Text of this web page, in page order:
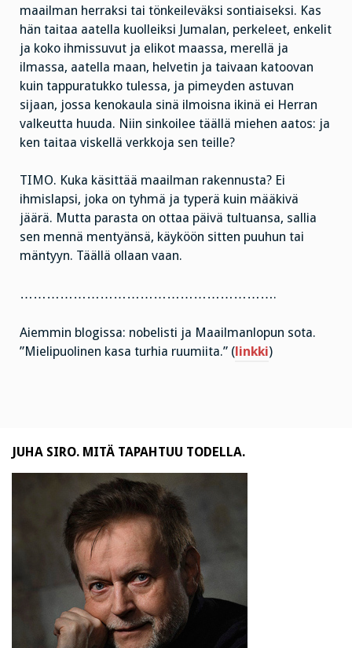
maailman herraksi tai tönkeileväksi sontiaiseksi. Kas
hän taitaa aatella kuolleiksi Jumalan, perkeleet, enkelit
ja koko ihmissuvut ja elikot maassa, merellä ja
ilmassa, aatella maan, helvetin ja taivaan katoovan
kuin tappuratukko tulessa, ja pimeyden astuvan
sijaan, jossa kenokaula sinä ilmoisna ikinä ei Herran
valkeutta huuda. Niin sinkoilee täällä miehen aatos: ja
ken taitaa viskellä verkkoja sen teille?
TIMO. Kuka käsittää maailman rakennusta? Ei
ihmislapsi, joka on tyhmä ja typerä kuin määkivä
jäärä. Mutta parasta on ottaa päivä tultuansa, sallia
sen mennä mentyänsä, käyköön sitten puuhun tai
mäntyyn. Täällä ollaan vaan.
………………………………………………….
Aiemmin blogissa: nobelisti ja Maailmanlopun sota.
”Mielipuolinen kasa turhia ruumiita.” (linkki)
JUHA SIRO. MITÄ TAPAHTUU TODELLA.